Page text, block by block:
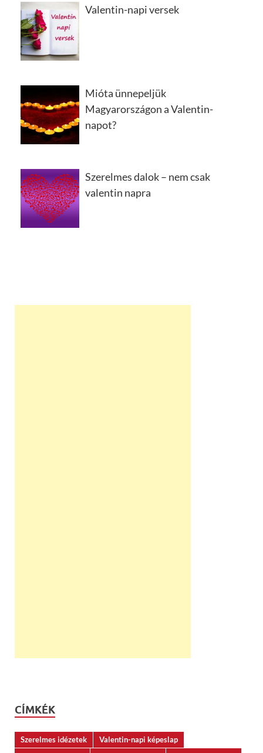
Valentin-napi versek
Mióta ünnepeljük
Magyarországon a Valentin-
napot?
Szerelmes dalok – nem csak
valentin napra
CÍMKÉK
Szerelmes idézetek
Valentin-napi képeslap